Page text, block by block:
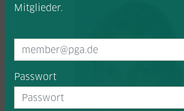
Mitglieder.
Passwort